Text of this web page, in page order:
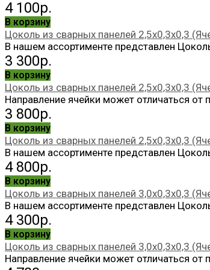
4 100р.
В корзину
Цоколь из сварных панелей 2,5х0,3х0,3
В нашем ассортименте представлен
3 300р.
В корзину
Цоколь из сварных панелей 2,5х0,3х0,3
Направление ячейки может отличаться
3 800р.
В корзину
Цоколь из сварных панелей 2,5х0,3х0,3
В нашем ассортименте представлен
4 800р.
В корзину
Цоколь из сварных панелей 3,0х0,3х0,3
В нашем ассортименте представлен
4 300р.
В корзину
Цоколь из сварных панелей 3,0х0,3х0,3
Направление ячейки может отличаться